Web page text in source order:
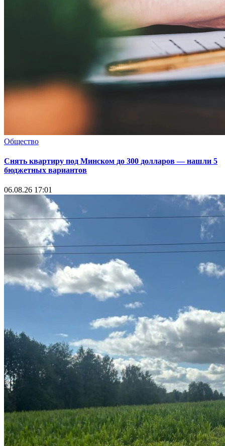
Общество
Снять квартиру под Минском до 300 долларов — нашли 5
бюджетных вариантов
06.08.26 17:01